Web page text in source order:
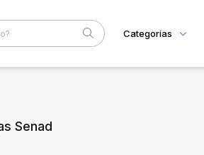
Categorias
Senad